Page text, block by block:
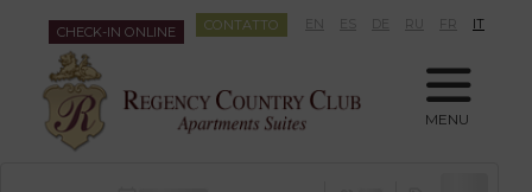
EN ES DE RU FR IT
CONTATTO
CHECK-IN ONLINE
MENU